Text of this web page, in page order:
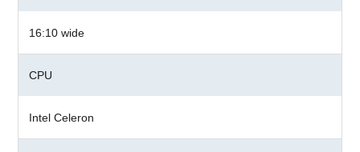
16:10 wide
CPU
Intel Celeron